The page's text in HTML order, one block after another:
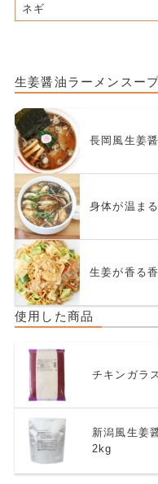
ネギ
生姜醤油ラーメンスー
長岡風生姜
身体が温ま
生姜が香る
使用した商品
チキンガラ
新潟風生姜
2kg